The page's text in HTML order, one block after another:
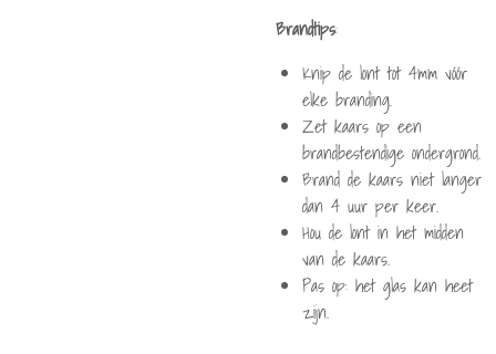
Brandtips:
Knip de lont tot 4mm vóór
elke branding.
Zet kaars op een
brandbestendige ondergrond.
Brand de kaars niet langer
dan 4 uur per keer.
Hou de lont in het midden
van de kaars.
Pas op: het glas kan heet
zijn.